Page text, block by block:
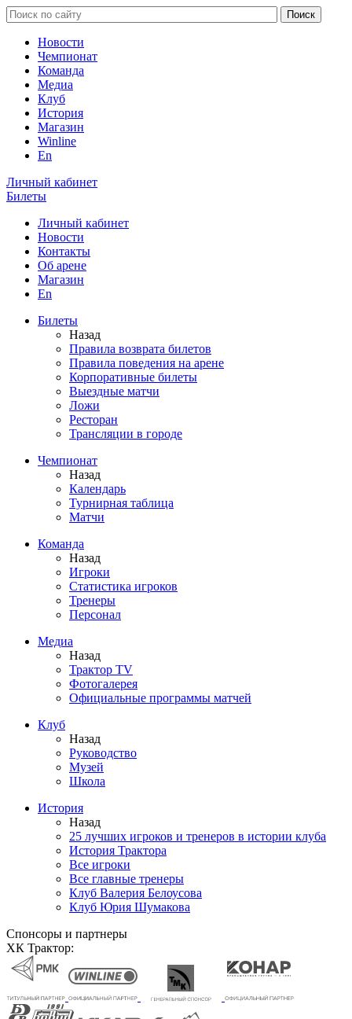
Новости
Чемпионат
Команда
Медиа
Клуб
История
Магазин
Winline
En
Личный кабинет
Билеты
Личный кабинет
Новости
Контакты
Об арене
Магазин
En
Билеты
Назад
Правила возврата билетов
Правила поведения на арене
Корпоративные билеты
Выездные матчи
Ложи
Ресторан
Трансляции в городе
Чемпионат
Назад
Календарь
Турнирная таблица
Матчи
Команда
Назад
Игроки
Статистика игроков
Тренеры
Персонал
Медиа
Назад
Трактор TV
Фотогалерея
Официальные программы матчей
Клуб
Назад
Руководство
Музей
Школа
История
Назад
25 лучших игроков и тренеров в истории клуба
История Трактора
Все игроки
Все главные тренеры
Клуб Валерия Белоусова
Клуб Юрия Шумакова
Спонсоры и партнеры
ХК Трактор: